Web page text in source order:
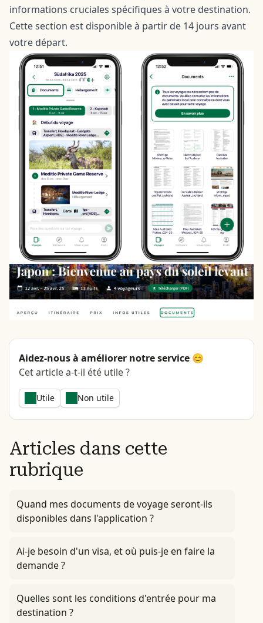
informations cruciales spécifiques à votre destination.
Cette section est disponible à partir de 14 jours avant
votre départ.
Aidez-nous à améliorer notre service 😊
Cet article a-t-il été utile ?
Utile Non utile
Articles dans cette
rubrique
Quand mes documents de voyage seront-ils
disponibles dans l'application ?
Ai-je besoin d'un visa, et où puis-je en faire la
demande ?
Quelles sont les conditions d'entrée pour ma
destination ?